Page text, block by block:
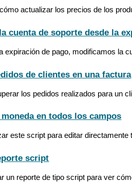
actualizar los precios de los
cuenta de soporte desde la
expiración de pago, modificamos la
de clientes en una factura
los pedidos realizados para un
en todos los campos
este script para editar
script
un reporte de tipo script para ver